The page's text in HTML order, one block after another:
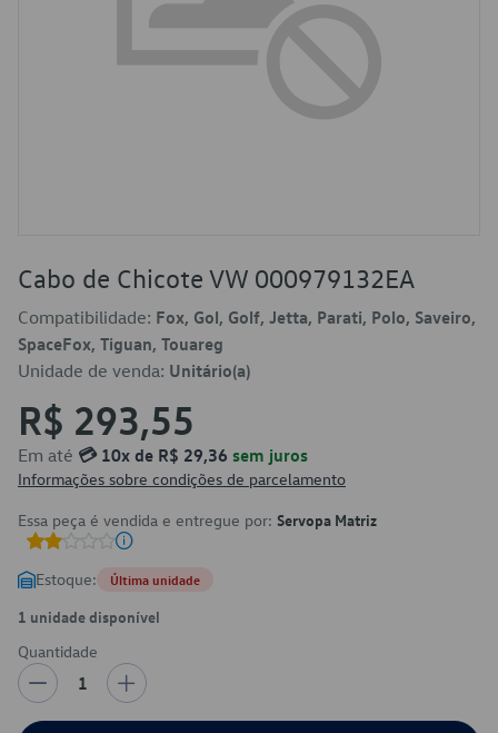
Cabo de Chicote VW 000979132EA
Compatibilidade: Fox, Gol, Golf, Jetta, Parati, Polo, Saveiro,
SpaceFox, Tiguan, Touareg
Unidade de venda: Unitário(a)
R$ 293,55
Em até 💳 10x de R$ 29,36 sem juros
Informações sobre condições de parcelamento
Essa peça é vendida e entregue por: Servopa Matriz
Estoque: Última unidade
1 unidade disponível
Quantidade
1